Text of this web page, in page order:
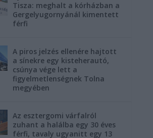
Tisza: meghalt a kórházban a
Gergelyugornyánál kimentett
férfi
A piros jelzés ellenére hajtott
a sínekre egy kisteherautó,
csúnya vége lett a
figyelmetlenségnek Tolna
megyében
Az esztergomi várfalról
zuhant a halálba egy 30 éves
férfi, tavaly ugyanitt egy 13